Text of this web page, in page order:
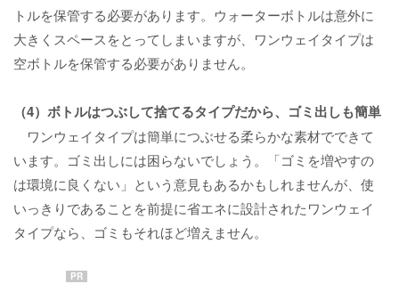
トルを保管する必要があります。ウォーターボトルは意外に
大きくスペースをとってしまいますが、ワンウェイタイプは
空ボトルを保管する必要がありません。
（4）ボトルはつぶして捨てるタイプだから、ゴミ出しも簡単
ワンウェイタイプは簡単につぶせる柔らかな素材でできて
います。ゴミ出しには困らないでしょう。「ゴミを増やすの
は環境に良くない」という意見もあるかもしれませんが、使
いっきりであることを前提に省エネに設計されたワンウェイ
タイプなら、ゴミもそれほど増えません。
PR